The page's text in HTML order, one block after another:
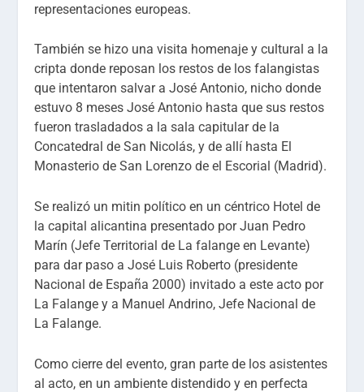
representaciones europeas.
También se hizo una visita homenaje y cultural a la
cripta donde reposan los restos de los falangistas
que intentaron salvar a José Antonio, nicho donde
estuvo 8 meses José Antonio hasta que sus restos
fueron trasladados a la sala capitular de la
Concatedral de San Nicolás, y de allí hasta El
Monasterio de San Lorenzo de el Escorial (Madrid).
Se realizó un mitin político en un céntrico Hotel de
la capital alicantina presentado por Juan Pedro
Marín (Jefe Territorial de La falange en Levante)
para dar paso a José Luis Roberto (presidente
Nacional de España 2000) invitado a este acto por
La Falange y a Manuel Andrino, Jefe Nacional de
La Falange.
Como cierre del evento, gran parte de los asistentes
al acto, en un ambiente distendido y en perfecta